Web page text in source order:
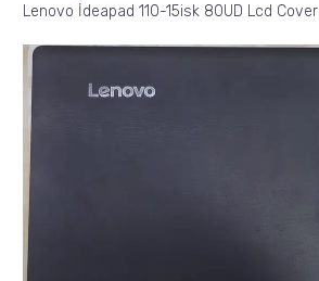
Lenovo İdeapad 110-15isk 80UD Lcd Cover